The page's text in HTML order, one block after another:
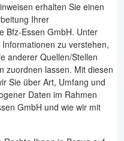
erhalten Sie einen
Ihrer
Bfz-Essen GmbH. Unter
zu verstehen,
anderer Quellen/Stellen
zuordnen lassen. Mit diesen
Sie über Art, Umfang und
Daten im Rahmen
GmbH und wie wir mit